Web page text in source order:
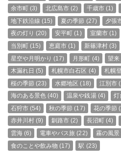
余市町(3) 北広島市 (2) 千歳市(1)
地下鉄沿線 (15) 夏の季節 (27) 夕張
夜の灯り (20) 安平町 (1) 室蘭市(1)
当別町(15) 恵庭市 (1) 新篠津村(3)
星空や月明かり (17) 月形町 (4) 望来
木漏れ日 (5) 札幌市白石区 (4) 札幌
桜の季節 (23) 水郷地区 (18) 江別市
海のある景色(40) 温泉や銭湯(4) 灯
石狩市(54) 秋の季節 (17) 花の季節
赤井川村(9) 釧路市 (2) 長沼町(4)
雲海(6) 電車やバス旅 (22) 霧の風景
食のことや飲み物 (17) 駅 (23)